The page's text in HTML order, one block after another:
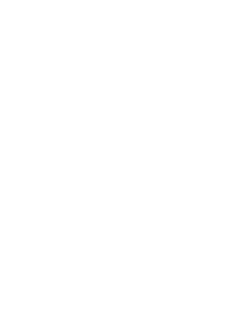
ad un amico
l'autore
la foto